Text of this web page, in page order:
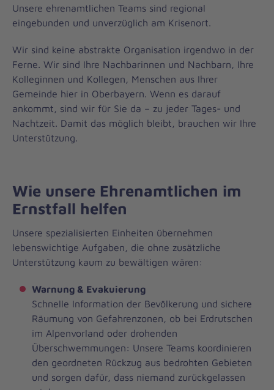
Unsere ehrenamtlichen Teams sind regional
eingebunden und unverzüglich am Krisenort.
Wir sind keine abstrakte Organisation irgendwo in der
Ferne. Wir sind Ihre Nachbarinnen und Nachbarn, Ihre
Kolleginnen und Kollegen, Menschen aus Ihrer
Gemeinde hier in Oberbayern. Wenn es darauf
ankommt, sind wir für Sie da – zu jeder Tages- und
Nachtzeit. Damit das möglich bleibt, brauchen wir Ihre
Unterstützung.
Wie unsere Ehrenamtlichen im
Ernstfall helfen
Unsere spezialisierten Einheiten übernehmen
lebenswichtige Aufgaben, die ohne zusätzliche
Unterstützung kaum zu bewältigen wären:
Warnung & Evakuierung
Schnelle Information der Bevölkerung und sichere
Räumung von Gefahrenzonen, ob bei Erdrutschen
im Alpenvorland oder drohenden
Überschwemmungen: Unsere Teams koordinieren
den geordneten Rückzug aus bedrohten Gebieten
und sorgen dafür, dass niemand zurückgelassen